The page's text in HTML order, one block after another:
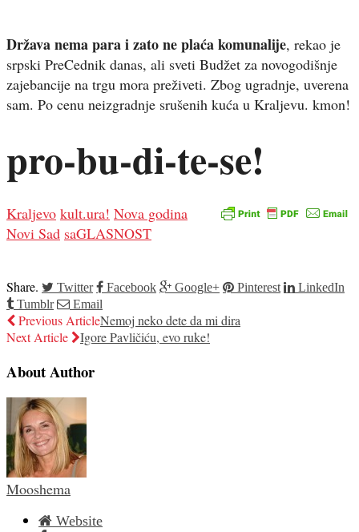
Država nema para i zato ne plaća komunalije, rekao je
srpski PreCednik danas, ali sveti Budžet za novogodišnje
zajebancije na trgu mora preživeti. Zbog ugradnje, uverena
sam. Po cenu neizgradnje srušenih kuća u Kraljevu. kmon!
pro-bu-di-te-se!
Kraljevo kult.ura! Nova godina
Novi Sad saGLASNOST
Share. Twitter Facebook Google+ Pinterest
LinkedIn
Tumblr
Email
Previous ArticleNemoj neko dete da mi dira
Next Article
Igore Pavličiću, evo ruke!
About Author
Mooshema
Website